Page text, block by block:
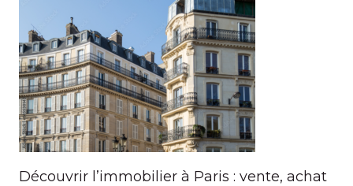
Découvrir l’immobilier à Paris : vente, achat